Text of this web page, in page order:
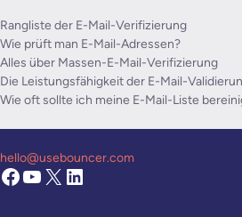
Rangliste der E-Mail-Verifizierung
Wie prüft man E-Mail-Adressen?
Alles über Massen-E-Mail-Verifizierung
Die Leistungsfähigkeit der E-Mail-
Wie oft sollte ich meine E-Mail-Liste
hello@usebouncer.com